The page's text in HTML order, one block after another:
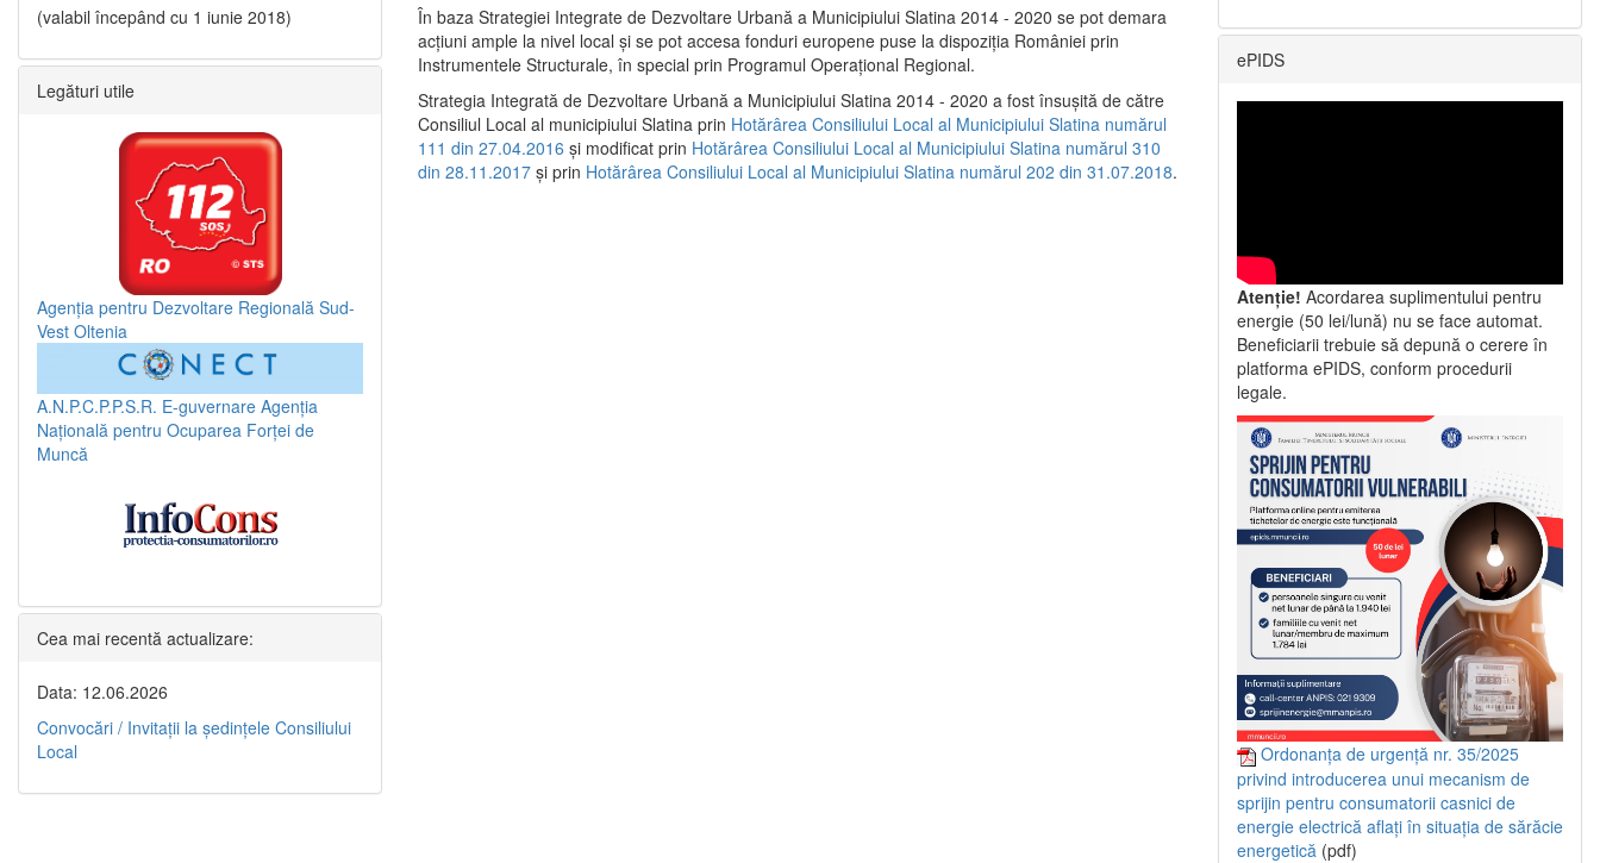
În baza Strategiei Integrate de Dezvoltare Urbană a Municipiului Slatina 2014 - 2020 se pot demara
acţiuni ample la nivel local şi se pot accesa fonduri europene puse la dispoziţia României prin
Instrumentele Structurale, în special prin Programul Operațional Regional.
Strategia Integrată de Dezvoltare Urbană a Municipiului Slatina 2014 - 2020 a fost însuşită de către
Consiliul Local al municipiului Slatina prin Hotărârea Consiliului Local al Municipiului Slatina numărul
111 din 27.04.2016 și modificat prin Hotărârea Consiliului Local al Municipiului Slatina numărul 310
din 28.11.2017 și prin Hotărârea Consiliului Local al Municipiului Slatina numărul 202 din 31.07.2018.
(valabil începând cu 1 iunie 2018)
Legături utile
Agenția pentru Dezvoltare Regională Sud-
Vest Oltenia
A.N.P.C.P.P.S.R. E-guvernare Agenția
Națională pentru Ocuparea Forței de
Muncă
Cea mai recentă actualizare:
Data: 12.06.2026
Convocări / Invitaţii la şedinţele Consiliului
Local
ePIDS
Atenție! Acordarea suplimentului pentru
energie (50 lei/lună) nu se face automat.
Beneficiarii trebuie să depună o cerere în
platforma ePIDS, conform procedurii
legale.
Ordonanța de urgență nr. 35/2025
privind introducerea unui mecanism de
sprijin pentru consumatorii casnici de
energie electrică aflați în situația de sărăcie
energetică (pdf)